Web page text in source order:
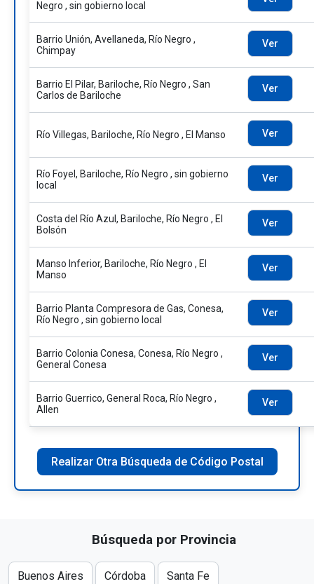
Negro , sin gobierno local
Barrio Unión, Avellaneda, Río Negro ,
Chimpay
Ver
Barrio El Pilar, Bariloche, Río Negro , San
Carlos de Bariloche
Ver
Río Villegas, Bariloche, Río Negro , El Manso Ver
Río Foyel, Bariloche, Río Negro , sin gobierno
local
Ver
Costa del Río Azul, Bariloche, Río Negro , El
Bolsón
Ver
Manso Inferior, Bariloche, Río Negro , El
Manso
Ver
Barrio Planta Compresora de Gas, Conesa,
Río Negro , sin gobierno local
Ver
Barrio Colonia Conesa, Conesa, Río Negro ,
General Conesa
Ver
Barrio Guerrico, General Roca, Río Negro ,
Allen
Ver
Realizar Otra Búsqueda de Código Postal
Búsqueda por Provincia
Buenos Aires Córdoba Santa Fe